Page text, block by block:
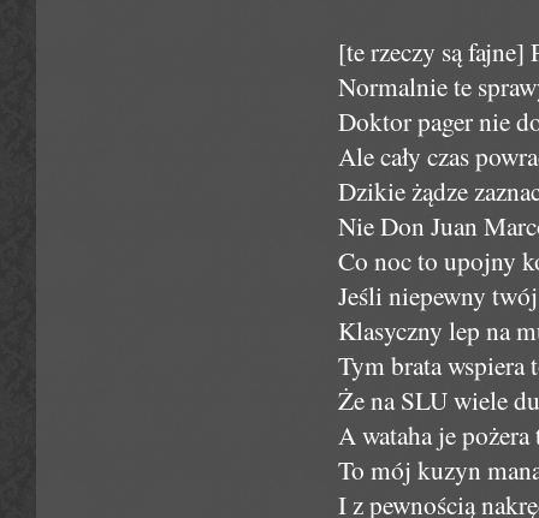
[te rzeczy są fajne]
Normalnie te
Doktor pager nie
Ale cały czas
Dzikie żądze
Nie Don Juan
Co noc to upojny
Jeśli niepewny
Klasyczny lep na
Tym brata wspiera
Że na SLU wiele
A wataha je
To mój kuzyn
I z pewnością